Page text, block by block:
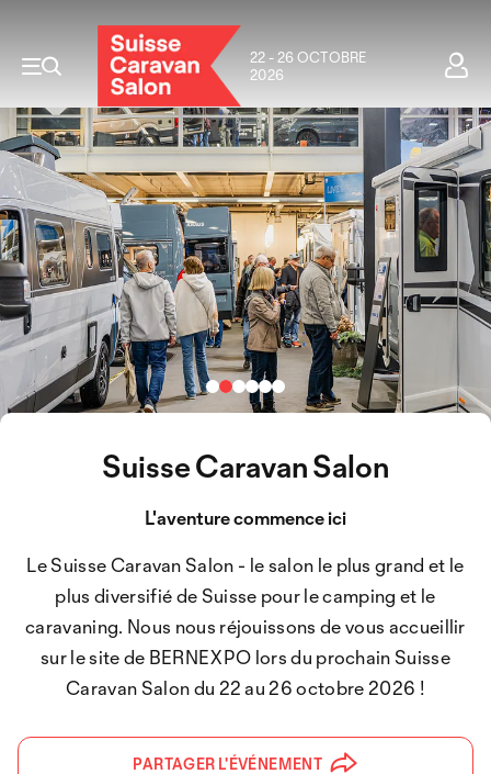
22 - 26 OCTOBRE
2026
Suisse Caravan Salon
L'aventure commence ici
Le Suisse Caravan Salon - le salon le plus grand et le
plus diversifié de Suisse pour le camping et le
caravaning. Nous nous réjouissons de vous accueillir
sur le site de BERNEXPO lors du prochain Suisse
Caravan Salon du 22 au 26 octobre 2026 !
PARTAGER L'ÉVÉNEMENT